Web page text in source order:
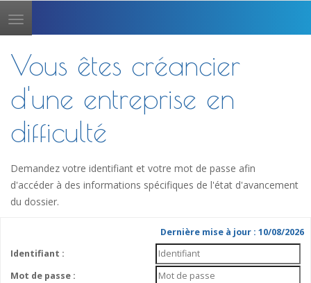
Toggle
navigation
Vous êtes créancier
d'une entreprise en
difficulté
Demandez votre identifiant et votre mot de passe afin
d'accéder à des informations spécifiques de l'état d'avancement
du dossier.
Dernière mise à jour : 10/08/2026
Identifiant :
Mot de passe :